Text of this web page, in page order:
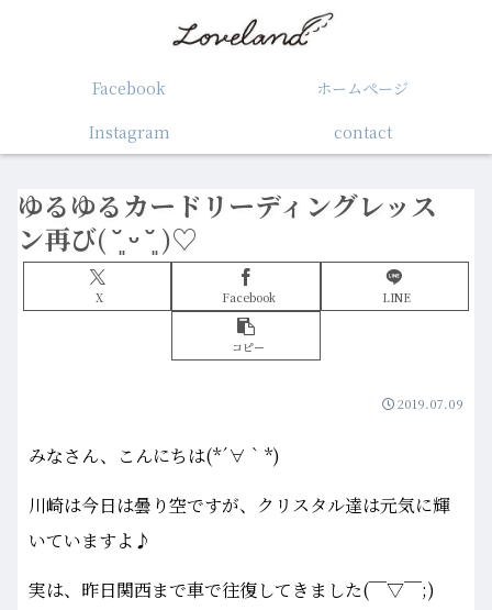
Facebook
ホームぺージ
Instagram
contact
ゆるゆるカードリーディングレッス
ン再び( ˘͈ ᵕ ˘͈ )♡
X Facebook LINE
コピー
2019.07.09
みなさん、こんにちは(*´∀｀*)
川崎は今日は曇り空ですが、クリスタル達は元気に輝
いていますよ♪
実は、昨日関西まで車で往復してきました(￣▽￣;)